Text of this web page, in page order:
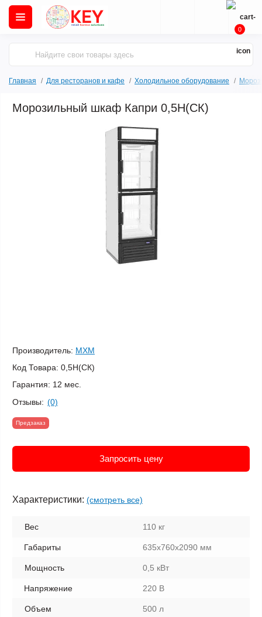
0
Главная Для ресторанов и кафе Холодильное оборудование
Морозильный шкаф Капри 0,5Н(СК)
Производитель: МХМ
Код Товара: 0,5Н(СК)
Гарантия: 12 мес.
Отзывы: (0)
Предзаказ
Запросить цену
Характеристики: (смотреть все)
Вес 110 кг
Габариты 635x760x2090 мм
Мощность 0,5 кВт
Напряжение 220 В
Объем 500 л